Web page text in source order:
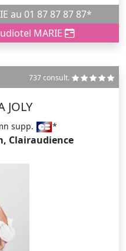
Prendre RDV avec MARIE au 01 87 87 87 87*
MARIE
737 consult.
JOLY
supp. *
Clairaudience